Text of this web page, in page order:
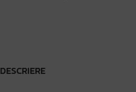
DESCRIERE